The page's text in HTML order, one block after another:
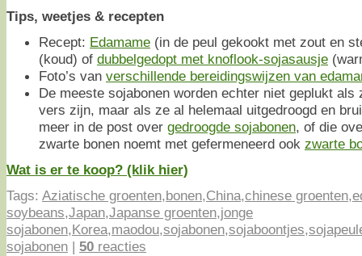
Tips, weetjes & recepten
Recept: Edamame (in de peul gekookt met zout en
(koud) of dubbelgedopt met knoflook-sojasausje
Foto’s van verschillende bereidingswijzen van
De meeste sojabonen worden echter niet geplukt als
vers zijn, maar als ze al helemaal uitgedroogd en
meer in de post over gedroogde sojabonen, of die
zwarte bonen noemt met gefermeneerd ook zwarte
Wat is er te koop? (klik hier)
Tags: Aziatische groenten,bonen,China,chinese groenten,
soybeans,Japan,Japanse groenten,jonge
sojabonen,Korea,maodou,sojabonen,sojaboontjes,
sojabonen | 50 reacties